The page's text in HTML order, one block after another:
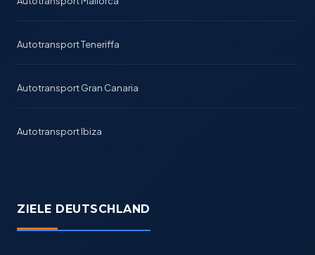
Autotransport Teneriffa
Autotransport Gran Canaria
Autotransport Ibiza
ZIELE DEUTSCHLAND